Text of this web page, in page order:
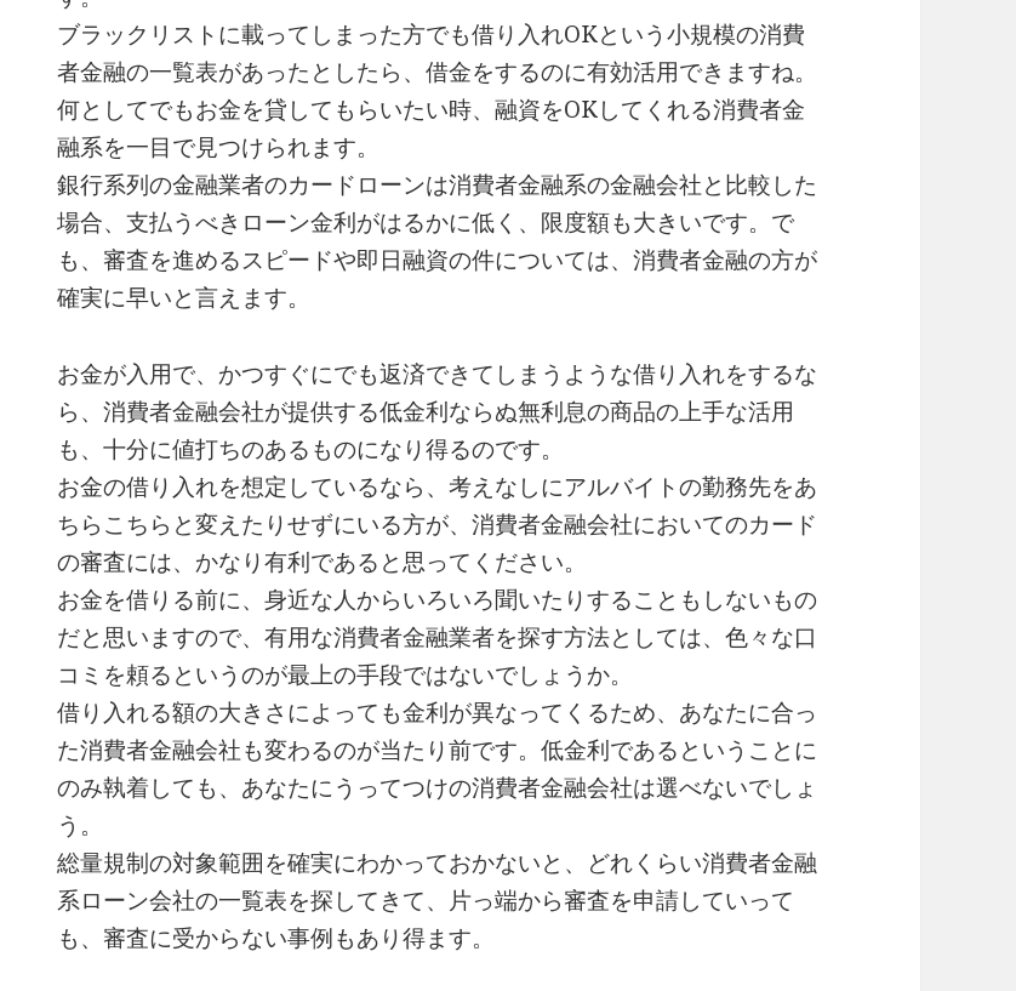
ブラックリストに載ってしまった方でも借り入れOKという小規模の消費
者金融の一覧表があったとしたら、借金をするのに有効活用できますね。
何としてでもお金を貸してもらいたい時、融資をOKしてくれる消費者金
融系を一目で見つけられます。
銀行系列の金融業者のカードローンは消費者金融系の金融会社と比較した
場合、支払うべきローン金利がはるかに低く、限度額も大きいです。で
も、審査を進めるスピードや即日融資の件については、消費者金融の方が
確実に早いと言えます。
お金が入用で、かつすぐにでも返済できてしまうような借り入れをするな
ら、消費者金融会社が提供する低金利ならぬ無利息の商品の上手な活用
も、十分に値打ちのあるものになり得るのです。
お金の借り入れを想定しているなら、考えなしにアルバイトの勤務先をあ
ちらこちらと変えたりせずにいる方が、消費者金融会社においてのカード
の審査には、かなり有利であると思ってください。
お金を借りる前に、身近な人からいろいろ聞いたりすることもしないもの
だと思いますので、有用な消費者金融業者を探す方法としては、色々な口
コミを頼るというのが最上の手段ではないでしょうか。
借り入れる額の大きさによっても金利が異なってくるため、あなたに合っ
た消費者金融会社も変わるのが当たり前です。低金利であるということに
のみ執着しても、あなたにうってつけの消費者金融会社は選べないでしょ
う。
総量規制の対象範囲を確実にわかっておかないと、どれくらい消費者金融
系ローン会社の一覧表を探してきて、片っ端から審査を申請していって
も、審査に受からない事例もあり得ます。